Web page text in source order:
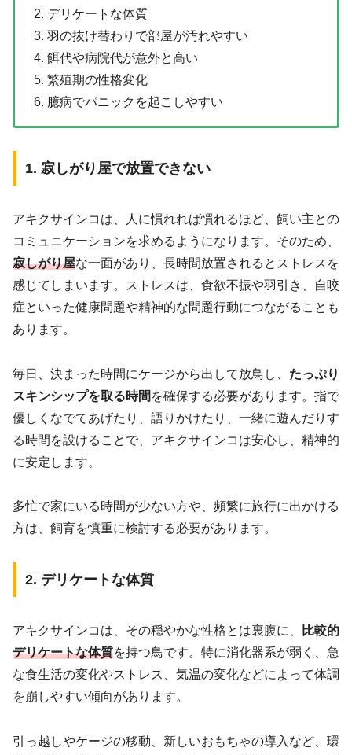
2. デリケートな体質
3. 羽の抜け替わりで部屋が汚れやすい
4. 餌代や病院代が意外と高い
5. 繁殖期の性格変化
6. 臆病でパニックを起こしやすい
1. 寂しがり屋で放置できない
アキクサインコは、人に慣れれば慣れるほど、飼い主との
コミュニケーションを求めるようになります。そのため、
寂しがり屋な一面があり、長時間放置されるとストレスを
感じてしまいます。ストレスは、食欲不振や羽引き、自咬
症といった健康問題や精神的な問題行動につながることも
あります。
毎日、決まった時間にケージから出して放鳥し、 たっぷり
スキンシップを取る時間 を確保する必要があります。指で
優しくなでてあげたり、語りかけたり、一緒に遊んだりす
る時間を設けることで、アキクサインコは安心し、精神的
に安定します。
多忙で家にいる時間が少ない方や、頻繁に旅行に出かける
方は、飼育を慎重に検討する必要があります。
2. デリケートな体質
アキクサインコは、その穏やかな性格とは裏腹に、
比較的
デリケートな体質を持つ鳥です。特に消化器系が弱く、急
な食生活の変化やストレス、気温の変化などによって体調
を崩しやすい傾向があります。
引っ越しやケージの移動、新しいおもちゃの導入など、環